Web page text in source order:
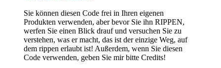
Sie können diesen Code frei in Ihren eigenen
Produkten verwenden, aber bevor Sie ihn RIPPEN,
werfen Sie einen Blick drauf und versuchen Sie zu
verstehen, was er macht, das ist der einzige Weg, auf
dem rippen erlaubt ist! Außerdem, wenn Sie diesen
Code verwenden, geben Sie mir bitte Credits!